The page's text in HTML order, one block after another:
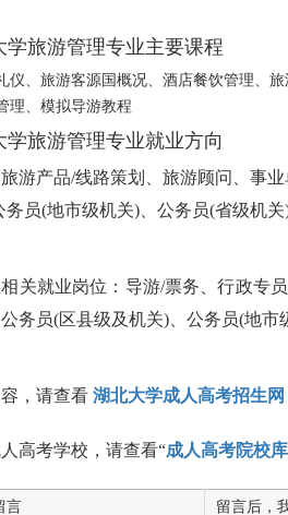
学旅游管理专业主要课程
仪、旅游客源国概况、酒店餐饮管理、
理、模拟导游教程
学旅游管理专业就业方向
游产品/线路策划、旅游顾问、事
务员(地市级机关)、公务员(省级机
关就业岗位：导游/票务、行政专
务员(区县级及机关)、公务员(地
，请查看 湖北大学成人高考招生网
高考学校，请查看“成人高考院校库
言 留言后，